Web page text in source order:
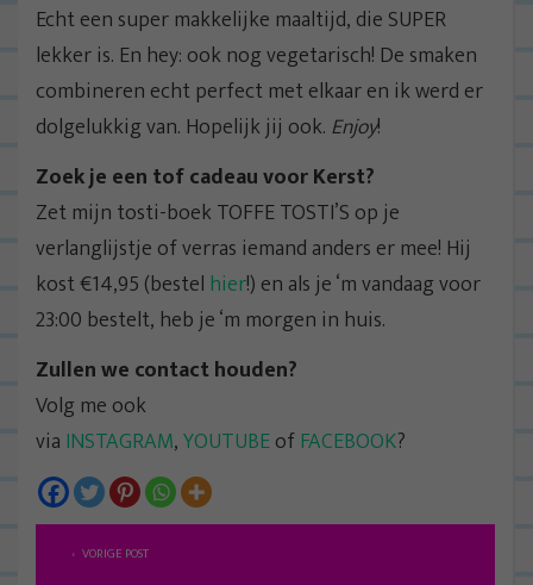
Echt een super makkelijke maaltijd, die SUPER
lekker is. En hey: ook nog vegetarisch! De smaken
combineren echt perfect met elkaar en ik werd er
dolgelukkig van. Hopelijk jij ook. Enjoy!
Zoek je een tof cadeau voor Kerst?
Zet mijn tosti-boek TOFFE TOSTI’S op je
verlanglijstje of verras iemand anders er mee! Hij
kost €14,95 (bestel hier!) en als je ‘m vandaag voor
23:00 bestelt, heb je ‘m morgen in huis.
Zullen we contact houden?
Volg me ook
via INSTAGRAM,YOUTUBEofFACEBOOK?
B VORIGE POST